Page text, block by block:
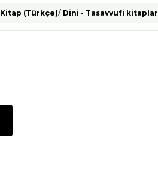
Kitap (Türkçe)/ Dini - Tasavvufi kitaplar